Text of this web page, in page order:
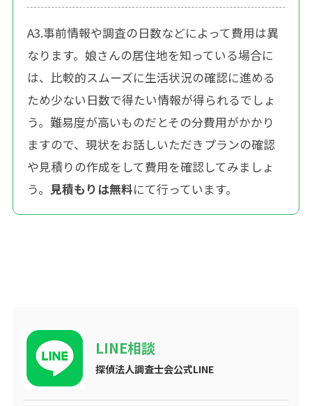
A3.事前情報や調査の日数などによって費用は異
なります。娘さんの居住地を知っている場合に
は、比較的スムーズに生活状況の確認に進める
ため少ない日数で得たい情報が得られるでしょ
う。難易度が高いものだとその分費用がかかり
ますので、現状をお話しいただきプランの確認
や見積りの作成をして費用を確認してみましょ
う。 見積もりは無料にて行っています。
LINE相談
探偵法人調査士会公式LINE